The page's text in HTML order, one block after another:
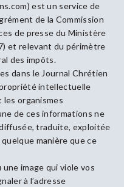
est un service de
de la Commission
de presse du Ministère
et relevant du périmètre
des impôts.
dans le Journal Chrétien
intellectuelle
organismes
de ces informations ne
traduite, exploitée
manière que ce
image qui viole vos
à l’adresse